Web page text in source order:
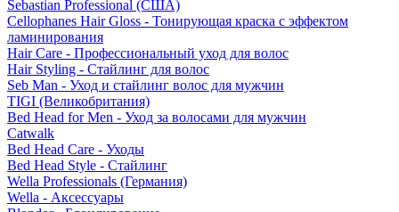
Sebastian Professional (США)
Cellophanes Hair Gloss - Тонирующая краска с эффектом
ламинирования
Hair Care - Профессиональный уход для волос
Hair Styling - Стайлинг для волос
Seb Man - Уход и стайлинг волос для мужчин
TIGI (Великобритания)
Bed Head for Men - Уход за волосами для мужчин
Catwalk
Bed Head Care - Уходы
Bed Head Style - Стайлинг
Wella Professionals (Германия)
Wella - Аксессуары